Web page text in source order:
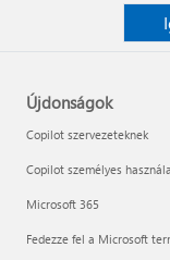
Újdonságok
Copilot szervezeteknek
Copilot személyes
Microsoft 365
Fedezze fel a Microsoft